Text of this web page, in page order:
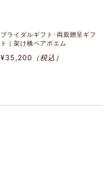
ブライダルギフト･両親贈呈ギフ
ト｜架け橋ペアポエム
¥35,200 （税込）